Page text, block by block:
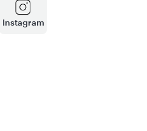
Instagram